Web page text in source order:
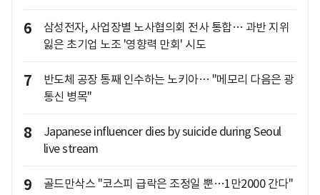
6
삼성전자, 사업장별 노사협의회 전사 통합… 과반 지위
잃은 초기업 노조 '영향력 만회' 시도
7
반도체 공장 통째 인수하는 노키아… "메모리 다음은 광
통신 병목"
8
Japanese influencer dies by suicide during Seoul
live stream
9 골드만삭스 "코스피 급락은 조정일 뿐…1만2000 간다"